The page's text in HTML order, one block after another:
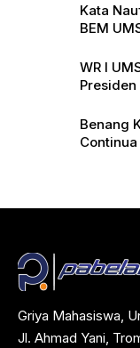
Kata
BEM
WR I
Presiden
Benang
Continua
Griya Mahasiswa,
Jl. Ahmad Yani,